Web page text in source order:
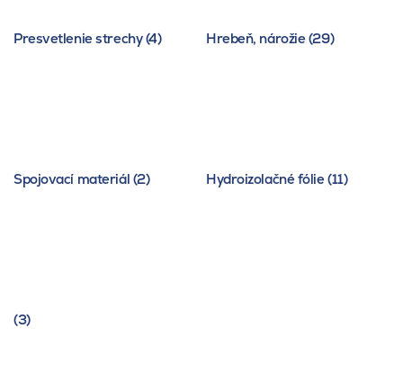
Presvetlenie strechy (4) Hrebeň, nárožie (29)
Spojovací materiál (2) Hydroizolačné fólie (11)
(3)